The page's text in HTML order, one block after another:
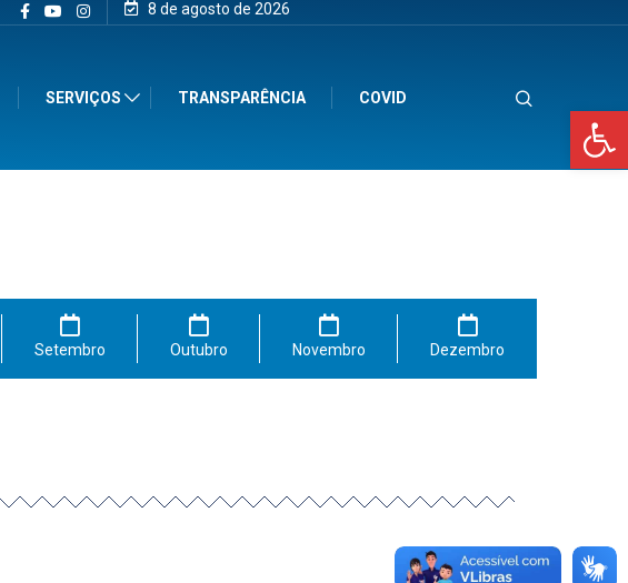
8 de agosto de 2026
SERVIÇOS TRANSPARÊNCIA COVID
Setembro Outubro Novembro Dezembro